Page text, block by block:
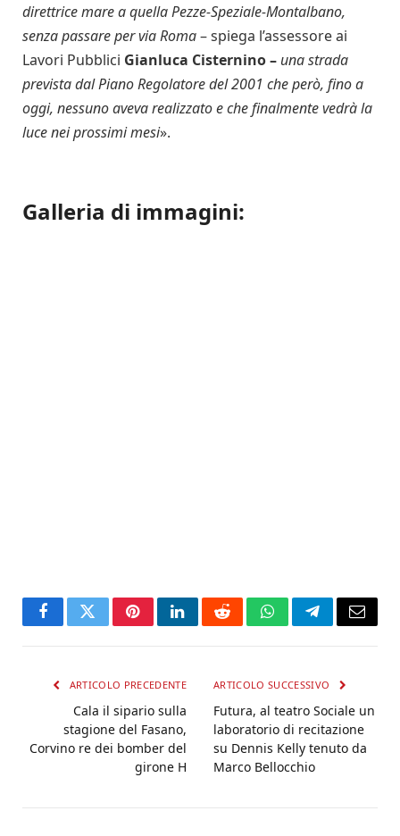
direttrice mare a quella Pezze-Speziale-Montalbano,
senza passare per via Roma– spiega l’assessore ai
Lavori Pubblici Gianluca Cisternino – una strada
prevista dal Piano Regolatore del 2001 che però, fino a
oggi, nessuno aveva realizzato e che finalmente vedrà la
luce nei prossimi mesi».
Galleria di immagini:
FacebookTwitterPinterestLinkedInRedditWhatsAppTelegramEmail
ARTICOLO PRECEDENTE
Cala il sipario sulla
stagione del Fasano,
Corvino re dei bomber del
girone H
ARTICOLO SUCCESSIVO
Futura, al teatro Sociale un
laboratorio di recitazione
su Dennis Kelly tenuto da
Marco Bellocchio